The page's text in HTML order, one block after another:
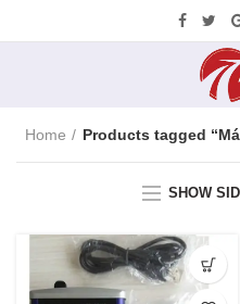
Home Products tagged
SHOW